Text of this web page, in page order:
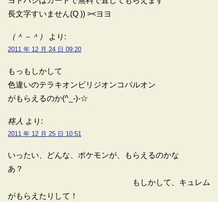
長文字すいません(Q )) ><ヨヨ
（＾－＾） より:
2011 年 12 月 24 日 09:20
もっもしかして
色違いのテラキオンビリジオンコパルオン
がもらえるのか(^_-)-☆
柊人 より:
2011 年 12 月 25 日 10:51
いったい、どんな、ポケモンが、もらえるのかな
あ？
もしかして、キュレム
がもらえたりして！